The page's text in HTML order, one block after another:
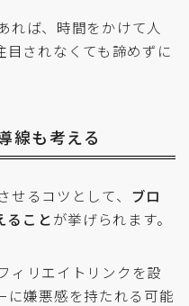
れば、時間をかけて人
目されなくても諦めずに
線も考える
るコツとして、 ブロ
ることが挙げられます。
ィリエイトリンクを設
に嫌悪感を持たれる可能